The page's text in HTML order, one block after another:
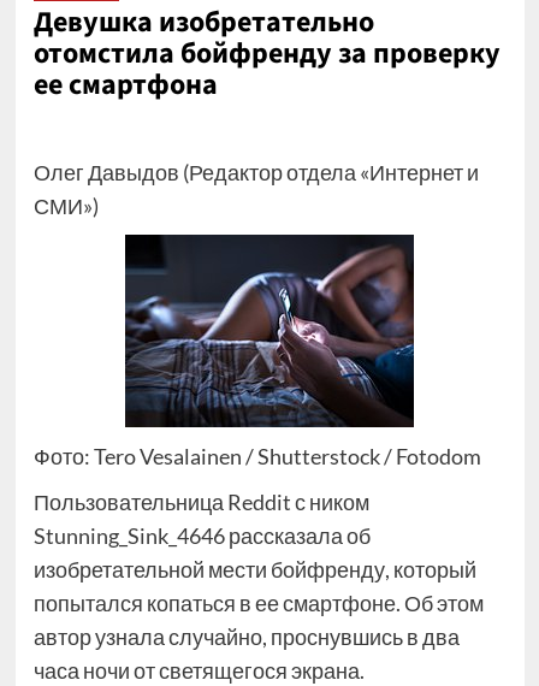
Девушка изобретательно
отомстила бойфренду за проверку
ее смартфона
Олег Давыдов (Редактор отдела «Интернет и
СМИ»)
Фото: Tero Vesalainen / Shutterstock / Fotodom
Пользовательница Reddit с ником
Stunning_Sink_4646 рассказала об
изобретательной мести бойфренду, который
попытался копаться в ее смартфоне. Об этом
автор узнала случайно, проснувшись в два
часа ночи от светящегося экрана.